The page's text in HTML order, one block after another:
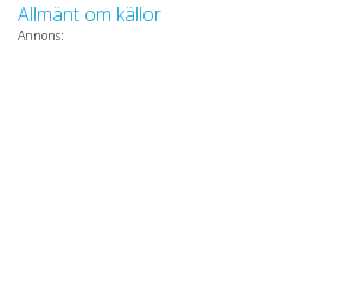
Allmänt om källor
Annons: